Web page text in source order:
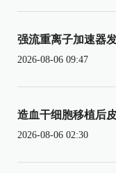
强流重离子加速器
2026-08-06 09:47
造血干细胞移植后
2026-08-06 02:30